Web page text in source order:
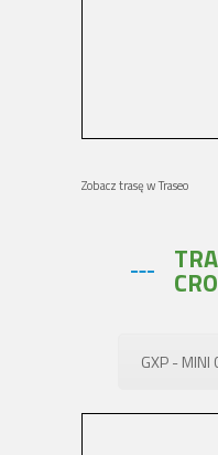
Zobacz trasę w Traseo
GXP - MINI